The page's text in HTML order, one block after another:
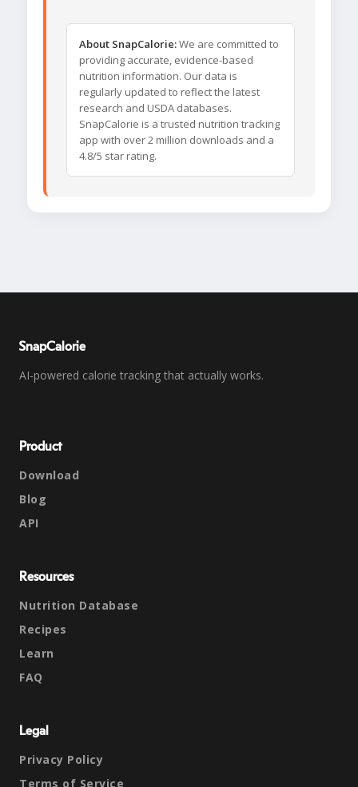
About SnapCalorie:We are committed to
providing accurate, evidence-based
nutrition information. Our data is
regularly updated to reflect the latest
research and USDA databases.
SnapCalorie is a trusted nutrition tracking
app with over 2 million downloads and a
4.8/5 star rating.
SnapCalorie
AI-powered calorie tracking that actually works.
Product
Download
Blog
API
Resources
Nutrition Database
Recipes
Learn
FAQ
Legal
Privacy Policy
Terms of Service